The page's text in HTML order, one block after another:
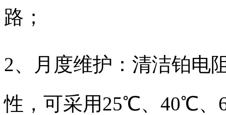
路；
2、月度维护：清洁铂电
性，可采用25℃、40℃、